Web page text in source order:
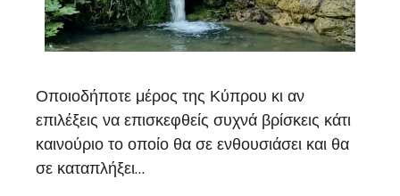
Οποιοδήποτε μέρος της Κύπρου κι αν
επιλέξεις να επισκεφθείς συχνά βρίσκεις κάτι
καινούριο το οποίο θα σε ενθουσιάσει και θα
σε καταπλήξει…